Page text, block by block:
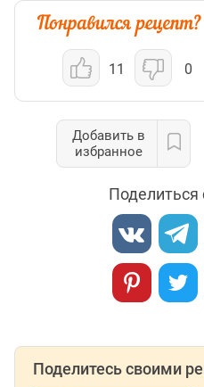
11 0
Добавить в
избранное
Поделиться
Поделитесь своими